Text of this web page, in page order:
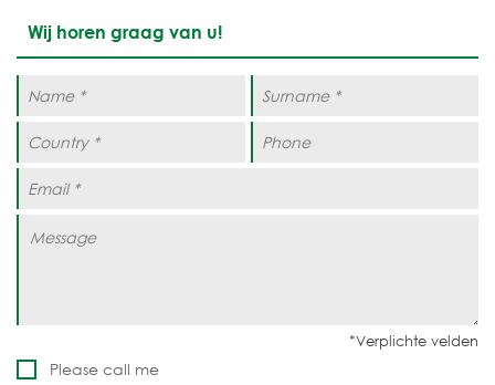
Wij horen graag van u!
Please call me